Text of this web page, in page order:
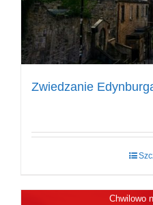
Zwiedzanie
Chwilowo